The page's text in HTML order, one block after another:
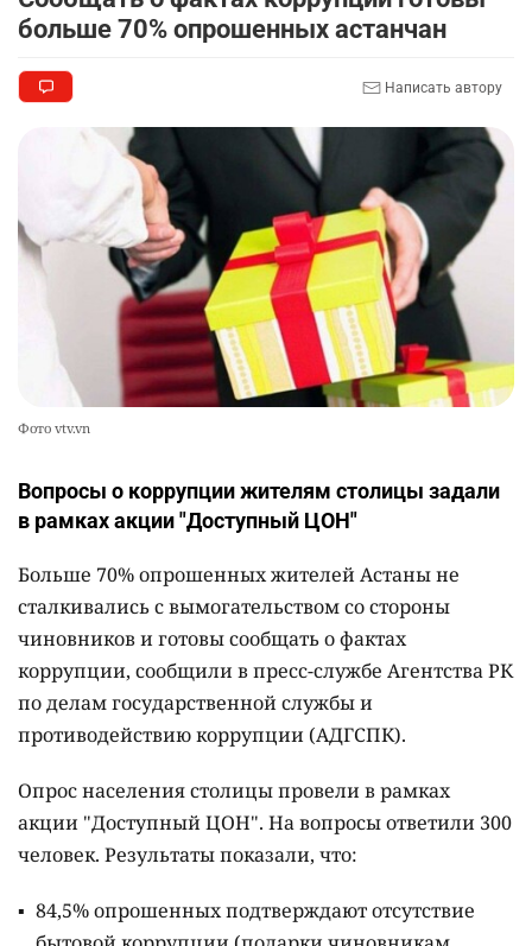
больше 70% опрошенных астанчан
Написать автору
Фото vtv.vn
Вопросы о коррупции жителям столицы задали
в рамках акции "Доступный ЦОН"
Больше 70% опрошенных жителей Астаны не
сталкивались с вымогательством со стороны
чиновников и готовы сообщать о фактах
коррупции, сообщили в пресс-службе Агентства РК
по делам государственной службы и
противодействию коррупции (АДГСПК).
Опрос населения столицы провели в рамках
акции "Доступный ЦОН". На вопросы ответили 300
человек. Результаты показали, что:
84,5% опрошенных подтверждают отсутствие